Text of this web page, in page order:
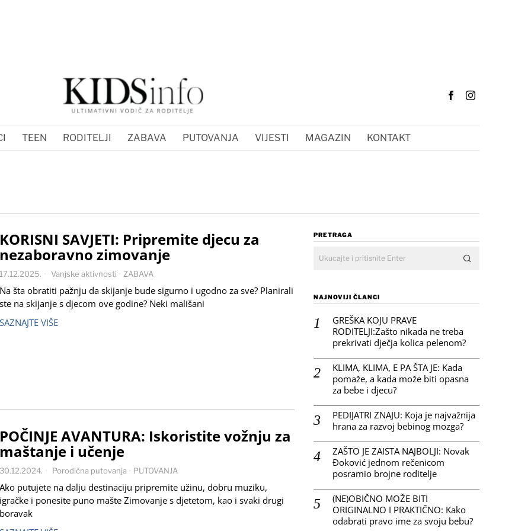
TEEN RODITELJI ZABAVA PUTOVANJA VIJESTI MAGAZIN KONTAKT
KORISNI SAVJETI: Pripremite djecu za
nezaboravno zimovanje
17.12.2025. Vanjske aktivnosti · ZABAVA
Na šta obratiti pažnju da skijanje bude sigurno i ugodno za sve? Planirali
ste na skijanje s djecom ove godine? Neki mališani
SAZNAJTE VIŠE
POČINJE AVANTURA: Iskoristite vožnju za
maštanje i učenje
30.12.2024. Porodična putovanja · PUTOVANJA
Ako putujete na dalju destinaciju pripremite užinu, dobru muziku,
igračke i ponesite puno mašte Zimovanje s djetetom, kao i svaki drugi
boravak
PRETRAGA
NAJNOVIJI ČLANCI
GREŠKA KOJU PRAVE
RODITELJI:Zašto nikada ne treba
prekrivati dječja kolica pelenom?
KLIMA, KLIMA, E PA ŠTA JE: Kada
pomaže, a kada može biti opasna
za bebe i djecu?
PEDIJATRI ZNAJU: Koja je najvažnija
hrana za razvoj bebinog mozga?
ZAŠTO JE ZAISTA NAJBOLJI: Novak
Đoković jednom rečenicom
posramio brojne roditelje
(NE)OBIČNO MOŽE BITI
ORIGINALNO I PRAKTIČNO: Kako
odabrati pravo ime za svoju bebu?